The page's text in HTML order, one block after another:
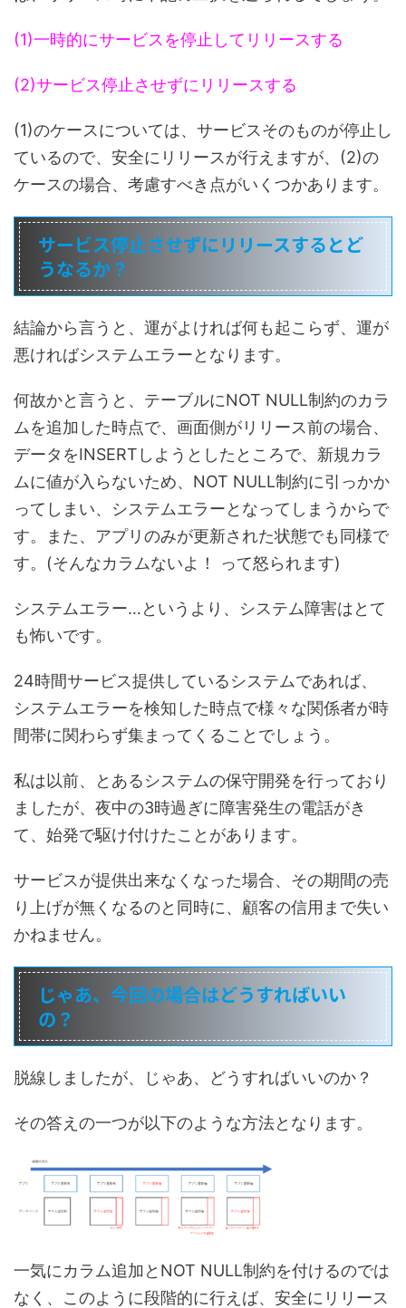
(1)一時的にサービスを停止してリリースする
(2)サービス停止させずにリリースする
(1)のケースについては、サービスそのものが停止し
ているので、安全にリリースが行えますが、(2)の
ケースの場合、考慮すべき点がいくつかあります。
サービス停止させずにリリースするとど
うなるか？
結論から言うと、運がよければ何も起こらず、運が
悪ければシステムエラーとなります。
何故かと言うと、テーブルにNOT NULL制約のカラ
ムを追加した時点で、画面側がリリース前の場合、
データをINSERTしようとしたところで、新規カラ
ムに値が入らないため、NOT NULL制約に引っかか
ってしまい、システムエラーとなってしまうからで
す。また、アプリのみが更新された状態でも同様で
す。(そんなカラムないよ！ って怒られます)
システムエラー…というより、システム障害はとて
も怖いです。
24時間サービス提供しているシステムであれば、
システムエラーを検知した時点で様々な関係者が時
間帯に関わらず集まってくることでしょう。
私は以前、とあるシステムの保守開発を行っており
ましたが、夜中の3時過ぎに障害発生の電話がき
て、始発で駆け付けたことがあります。
サービスが提供出来なくなった場合、その期間の売
り上げが無くなるのと同時に、顧客の信用まで失い
かねません。
じゃあ、今回の場合はどうすればいい
の？
脱線しましたが、じゃあ、どうすればいいのか？
その答えの一つが以下のような方法となります。
一気にカラム追加とNOT NULL制約を付けるのでは
なく、このように段階的に行えば、安全にリリース